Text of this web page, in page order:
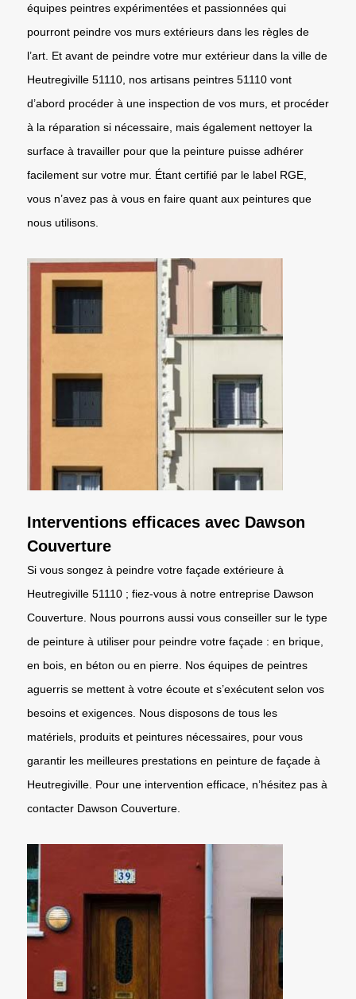
équipes peintres expérimentées et passionnées qui
pourront peindre vos murs extérieurs dans les règles de
l’art. Et avant de peindre votre mur extérieur dans la ville de
Heutregiville 51110, nos artisans peintres 51110 vont
d’abord procéder à une inspection de vos murs, et procéder
à la réparation si nécessaire, mais également nettoyer la
surface à travailler pour que la peinture puisse adhérer
facilement sur votre mur. Étant certifié par le label RGE,
vous n’avez pas à vous en faire quant aux peintures que
nous utilisons.
Interventions efficaces avec Dawson
Couverture
Si vous songez à peindre votre façade extérieure à
Heutregiville 51110 ; fiez-vous à notre entreprise Dawson
Couverture. Nous pourrons aussi vous conseiller sur le type
de peinture à utiliser pour peindre votre façade : en brique,
en bois, en béton ou en pierre. Nos équipes de peintres
aguerris se mettent à votre écoute et s’exécutent selon vos
besoins et exigences. Nous disposons de tous les
matériels, produits et peintures nécessaires, pour vous
garantir les meilleures prestations en peinture de façade à
Heutregiville. Pour une intervention efficace, n’hésitez pas à
contacter Dawson Couverture.